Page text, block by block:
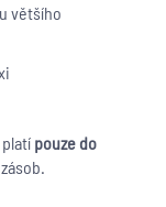
většího
pouze do